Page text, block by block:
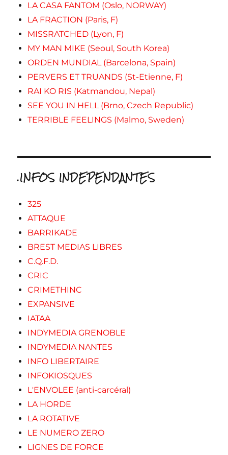
LA CASA FANTOM (Oslo, NORWAY)
LA FRACTION (Paris, F)
MISSRATCHED (Lyon, F)
MY MAN MIKE (Seoul, South Korea)
ORDEN MUNDIAL (Barcelona, Spain)
PERVERS ET TRUANDS (St-Etienne, F)
RAI KO RIS (Katmandou, Nepal)
SEE YOU IN HELL (Brno, Czech Republic)
TERRIBLE FEELINGS (Malmo, Sweden)
.INFOS INDEPENDANTES
325
ATTAQUE
BARRIKADE
BREST MEDIAS LIBRES
C.Q.F.D.
CRIC
CRIMETHINC
EXPANSIVE
IATAA
INDYMEDIA GRENOBLE
INDYMEDIA NANTES
INFO LIBERTAIRE
INFOKIOSQUES
L'ENVOLEE (anti-carcéral)
LA HORDE
LA ROTATIVE
LE NUMERO ZERO
LIGNES DE FORCE